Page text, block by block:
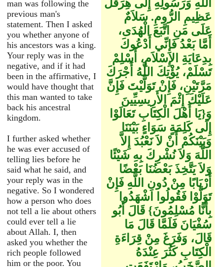
man was following the
previous man's
statement. Then I asked
you whether anyone of
his ancestors was a king.
Your reply was in the
negative, and if it had
been in the affirmative, I
would have thought that
this man wanted to take
back his ancestral
kingdom.
I further asked whether
he was ever accused of
telling lies before he
said what he said, and
your reply was in the
negative. So I wondered
how a person who does
not tell a lie about others
could ever tell a lie
about Allah. I, then
asked you whether the
rich people followed
him or the poor. You
اللَّهِ وَرَسُولِهِ إِلَى هِرَقْلَ
عَظِيمِ الرُّومِ‏.‏ سَلاَمٌ
عَلَى مَنِ اتَّبَعَ الْهُدَى،
أَمَّا بَعْدُ فَإِنِّي أَدْعُوكَ
بِدِعَايَةِ الإِسْلاَمِ، أَسْلِمْ
تَسْلَمْ، يُؤْتِكَ اللَّهُ أَجْرَكَ
مَرَّتَيْنِ، فَإِنْ تَوَلَّيْتَ فَإِنَّ
عَلَيْكَ إِثْمَ الأَرِيسِيِّينَ
وَ‏{‏يَا أَهْلَ الْكِتَابِ تَعَالَوْا
إِلَى كَلِمَةٍ سَوَاءٍ بَيْنَنَا
وَبَيْنَكُمْ أَنْ لاَ نَعْبُدَ إِلاَّ
اللَّهَ وَلاَ نُشْرِكَ بِهِ شَيْئًا
وَلاَ يَتَّخِذَ بَعْضُنَا بَعْضًا
أَرْبَابًا مِنْ دُونِ اللَّهِ فَإِنْ
تَوَلَّوْا فَقُولُوا اشْهَدُوا
بِأَنَّا مُسْلِمُونَ‏}‏ قَالَ أَبُو
سُفْيَانَ فَلَمَّا قَالَ مَا
قَالَ، وَفَرَغَ مِنْ قِرَاءَةِ
الْكِتَابِ كَثُرَ عِنْدَهُ